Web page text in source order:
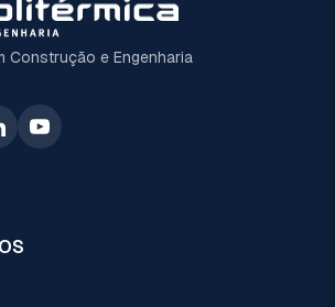
Construção e Engenharia